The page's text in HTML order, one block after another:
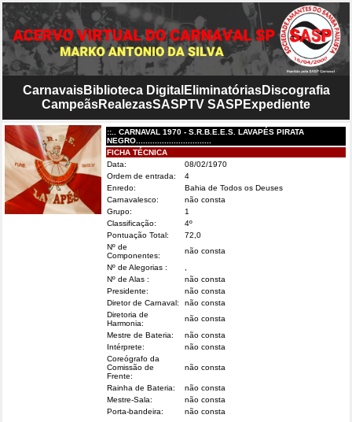
CarnavaisBiblioteca Digital EliminatóriasDiscografia
CampeãsRealezasSASPTV SASP Expediente
::.. CARNAVAL 1970 - S.R.B.E.E.S. LAVAPÉS PIRATA
NEGRO................................
FICHA TÉCNICA
Data:
08/02/1970
Ordem de entrada:
4
Enredo:
Bahia de Todos os Deuses
Carnavalesco:
não consta
Grupo:
1
Classificação:
4º
Pontuação Total:
72,0
Nº de
Componentes:
não consta
Nº de Alegorias :
Nº de Alas :
não consta
Presidente:
não consta
Diretor de Carnaval:
não consta
Diretoria de
Harmonia:
não consta
Mestre de Bateria:
não consta
Intérprete:
não consta
Coreógrafo da
Comissão de
Frente:
não consta
Rainha de Bateria:
não consta
Mestre-Sala:
não consta
Porta-bandeira:
não consta